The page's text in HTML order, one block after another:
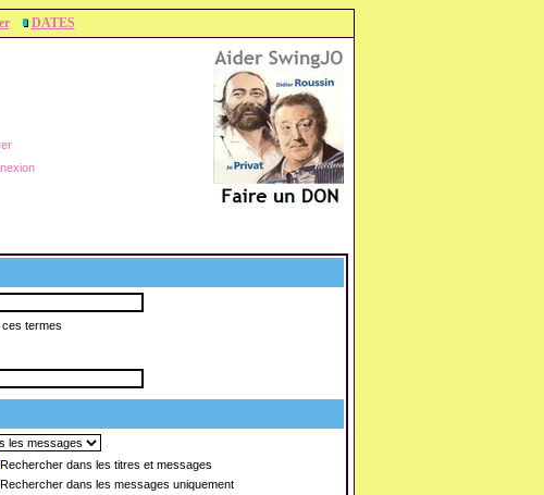
DATES
termes
Rechercher dans les titres et messages
Rechercher dans les messages uniquement